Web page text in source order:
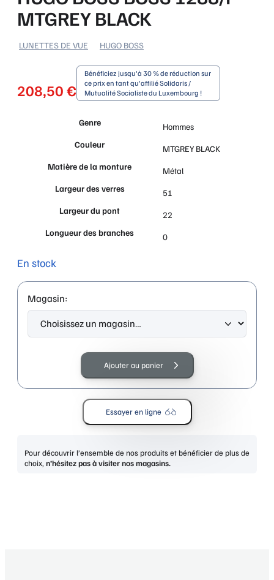
MTGREY BLACK
LUNETTES DE VUE HUGO BOSS
208,50 €
Bénéficiez jusqu'à 30 % de réduction sur
ce prix en tant qu'affilié Solidaris /
Mutualité Socialiste du Luxembourg !
Genre
Hommes
Couleur
MTGREY BLACK
Matière de la monture
Métal
Largeur des verres
51
Largeur du pont
22
Longueur des branches
0
En stock
Magasin:
BOSS
Ajouter au panier
Essayer en ligne
Pour découvrir l’ensemble de nos produits et bénéficier de plus de
choix, n’hésitez pas à visiter nos magasins.